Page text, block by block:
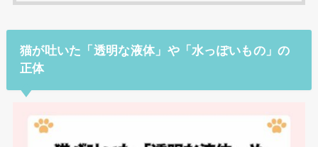
猫が吐いた「透明な液体」や「水っぽいもの」の
正体